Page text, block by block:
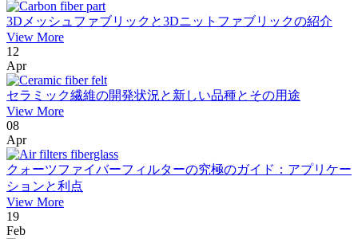
3Dメッシュファブリックと3Dニットファブリックの紹介
View More
12
Apr
セラミック繊維の開発状況と新しい品種とその用途
View More
08
Apr
クォーツファイバーフィルターの究極のガイド：アプリケー
ションと利点
View More
19
Feb